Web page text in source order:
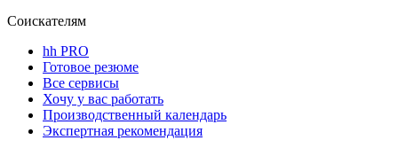
Соискателям
hh PRO
Готовое резюме
Все сервисы
Хочу у вас работать
Производственный календарь
Экспертная рекомендация